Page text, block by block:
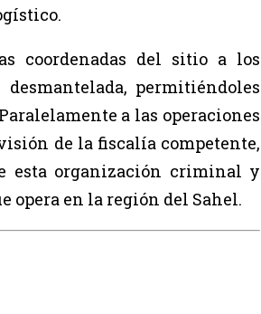
coordenadas del sitio a los
permitiéndoles
a las operaciones
de la fiscalía competente,
esta organización criminal y
opera en la región del Sahel.